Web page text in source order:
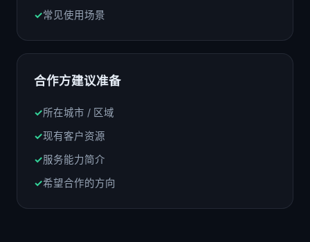
常见使用场景
合作方建议准备
所在城市 / 区域
现有客户资源
服务能力简介
希望合作的方向